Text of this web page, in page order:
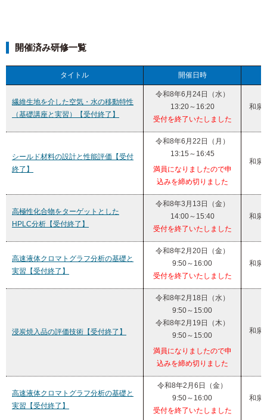
開催済み研修一覧
タイトル 開催日時
繊維生地を介した空気・水の移動特性
（基礎講座と実習）【受付終了】
令和8年6月24日（水）
13:20～16:20
受付を終了いたしました
和泉
シールド材料の設計と性能評価【受付
終了】
令和8年6月22日（月）
13:15～16:45
満員になりましたので申
込みを締め切りました
和泉
高極性化合物をターゲットとした
HPLC分析【受付終了】
令和8年3月13日（金）
14:00～15:40
受付を終了いたしました
和泉
高速液体クロマトグラフ分析の基礎と
実習【受付終了】
令和8年2月20日（金）
9:50～16:00
受付を終了いたしました
和泉
浸炭焼入品の評価技術【受付終了】
令和8年2月18日（水）
9:50～15:00
令和8年2月19日（木）
9:50～15:00
満員になりましたので申
込みを締め切りました
和泉
高速液体クロマトグラフ分析の基礎と
実習【受付終了】
令和8年2月6日（金）
9:50～16:00
受付を終了いたしました
和泉